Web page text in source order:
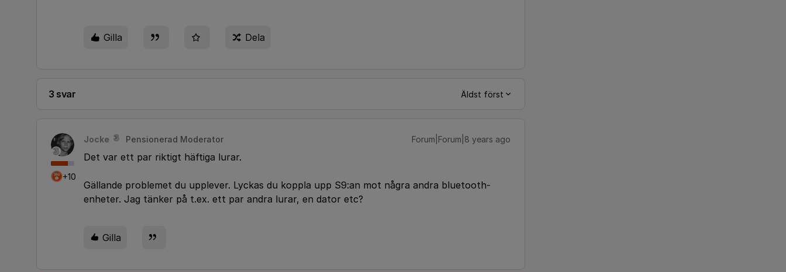
Gilla Dela
3 svar Äldst först
+10
Jocke Pensionerad Moderator Forum|Forum|8 years ago
Det var ett par riktigt häftiga lurar.
Gällande problemet du upplever. Lyckas du koppla upp S9:an mot några andra bluetooth-
enheter. Jag tänker på t.ex. ett par andra lurar, en dator etc?
Gilla